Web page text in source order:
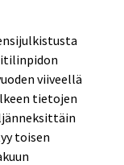
viiveellä
tietojen
toisen